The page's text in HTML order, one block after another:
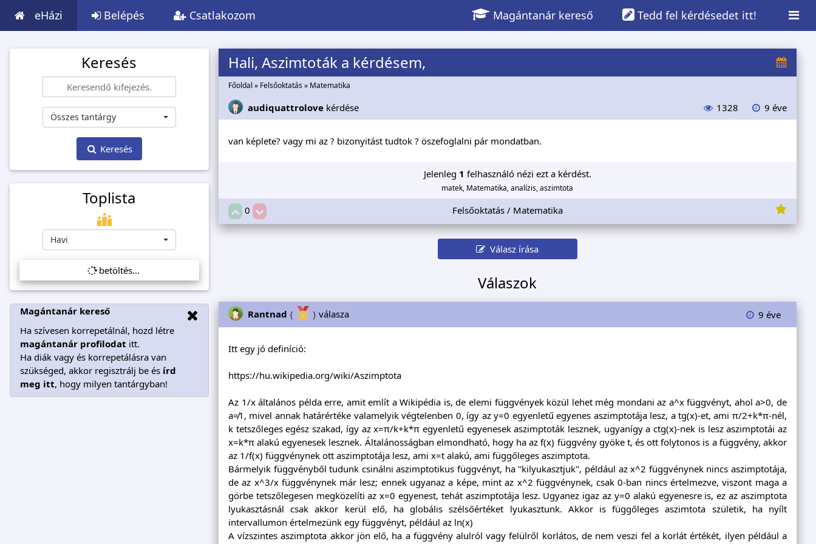
eHázi Belépés Csatlakozom Tedd fel kérdésedet itt!
Magántanár kereső
Keresés
Összes tantárgy
Keresés
Toplista
Havi
betöltés...
Magántanár kereső
Ha szívesen korrepetálnál, hozd létre
magántanár profilodat itt.
Ha diák vagy és korrepetálásra van
szükséged, akkor regisztrálj be és írd
meg itt, hogy milyen tantárgyban!
Hali, Aszimtoták a kérdésem,
Főoldal » Felsőoktatás» Matematika
audiquattrolove kérdése 1328 9 éve
van képlete? vagy mi az ? bizonyitást tudtok ? öszefoglalni pár mondatban.
Jelenleg 1 felhasználó nézi ezt a kérdést.
matek, Matematika, analízis, aszimtota
0 Felsőoktatás / Matematika
Válasz írása
Válaszok
Rantnad { }válasza 9 éve
Itt egy jó definíció:
https://hu.wikipedia.org/wiki/Aszimptota
Az 1/x általános példa erre, amit említ a Wikipédia is, de elemi függvények közül lehet még mondani az a^x függvényt, ahol a>0, de
a≠1, mivel annak határértéke valamelyik végtelenben 0, így az y=0 egyenletű egyenes aszimptotája lesz, a tg(x)-et, ami π/2+k*π-nél,
k tetszőleges egész szakad, így az x=π/k+k*π egyenletű egyenesek aszimptoták lesznek, ugyanígy a ctg(x)-nek is lesz aszimptotái az
x=k*π alakú egyenesek lesznek. Általánosságban elmondható, hogy ha az f(x) függvény gyöke t, és ott folytonos is a függvény, akkor
az 1/f(x) függvénynek ott aszimptotája lesz, ami x=t alakú, ami függőleges aszimptota.
Bármelyik függvényből tudunk csinálni aszimptotikus függvényt, ha "kilyukasztjuk", például az x^2 függvénynek nincs aszimptotája,
de az x^3/x függvénynek már lesz; ennek ugyanaz a képe, mint az x^2 függvénynek, csak 0-ban nincs értelmezve, viszont maga a
görbe tetszőlegesen megközelíti az x=0 egyenest, tehát aszimptotája lesz. Ugyanez igaz az y=0 alakú egyenesre is, ez az aszimptota
lyukasztásnál csak akkor kerül elő, ha globális szélsőértéket lyukasztunk. Akkor is függőleges aszimtota születik, ha nyílt
intervallumon értelmezünk egy függvényt, például az ln(x)
A vízszintes aszimptota akkor jön elő, ha a függvény alulról vagy felülről korlátos, de nem veszi fel a korlát értékét, ilyen például a